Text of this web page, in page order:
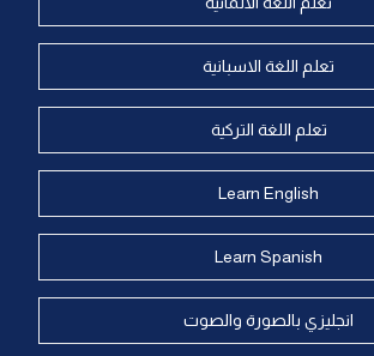
تعلم اللغة الاسبانية
تعلم اللغة التركية
Learn English
Learn Spanish
انجليزي بالصورة والصوت